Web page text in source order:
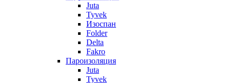
Juta
Tyvek
Изоспан
Folder
Delta
Fakro
Пароизоляция
Juta
Tyvek